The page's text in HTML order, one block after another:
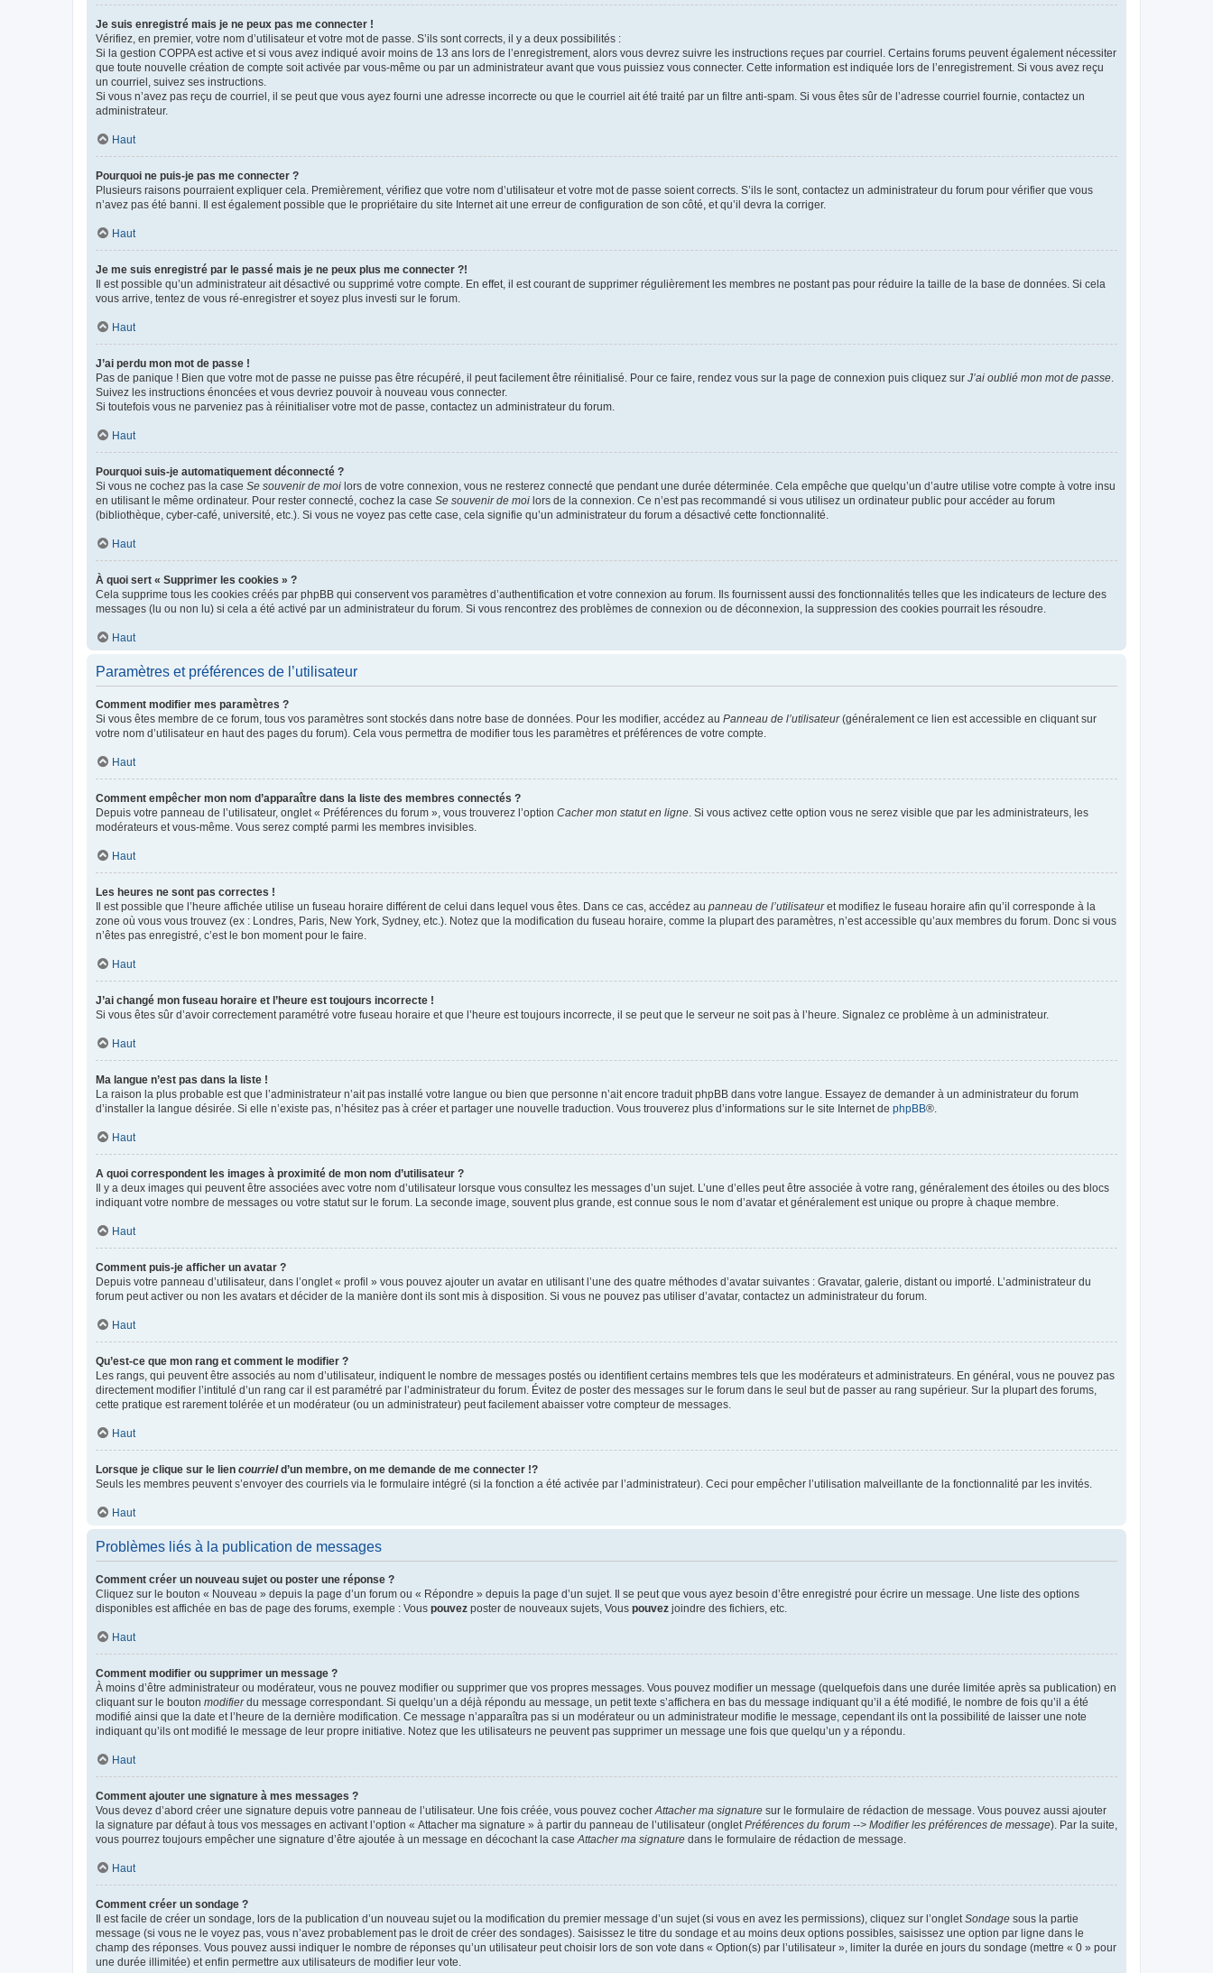
Je suis enregistré mais je ne peux pas me connecter !
Vérifiez, en premier, votre nom d’utilisateur et votre mot de passe. S’ils sont corrects, il y a deux possibilités :
Si la gestion COPPA est active et si vous avez indiqué avoir moins de 13 ans lors de l’enregistrement, alors vous devrez suivre les instructions reçues par courriel. Certains forums peuvent également nécessiter
que toute nouvelle création de compte soit activée par vous-même ou par un administrateur avant que vous puissiez vous connecter. Cette information est indiquée lors de l’enregistrement. Si vous avez reçu
un courriel, suivez ses instructions.
Si vous n’avez pas reçu de courriel, il se peut que vous ayez fourni une adresse incorrecte ou que le courriel ait été traité par un filtre anti-spam. Si vous êtes sûr de l’adresse courriel fournie, contactez un
administrateur.
Haut
Pourquoi ne puis-je pas me connecter ?
Plusieurs raisons pourraient expliquer cela. Premièrement, vérifiez que votre nom d’utilisateur et votre mot de passe soient corrects. S’ils le sont, contactez un administrateur du forum pour vérifier que vous
n’avez pas été banni. Il est également possible que le propriétaire du site Internet ait une erreur de configuration de son côté, et qu’il devra la corriger.
Haut
Je me suis enregistré par le passé mais je ne peux plus me connecter ?!
Il est possible qu’un administrateur ait désactivé ou supprimé votre compte. En effet, il est courant de supprimer régulièrement les membres ne postant pas pour réduire la taille de la base de données. Si cela
vous arrive, tentez de vous ré-enregistrer et soyez plus investi sur le forum.
Haut
J’ai perdu mon mot de passe !
Pas de panique ! Bien que votre mot de passe ne puisse pas être récupéré, il peut facilement être réinitialisé. Pour ce faire, rendez vous sur la page de connexion puis cliquez sur J’ai oublié mon mot de passe
Suivez les instructions énoncées et vous devriez pouvoir à nouveau vous connecter.
Si toutefois vous ne parveniez pas à réinitialiser votre mot de passe, contactez un administrateur du forum.
Haut
Pourquoi suis-je automatiquement déconnecté ?
Si vous ne cochez pas la case Se souvenir de moi lors de votre connexion, vous ne resterez connecté que pendant une durée déterminée. Cela empêche que quelqu’un d’autre utilise votre compte à votre insu
en utilisant le même ordinateur. Pour rester connecté, cochez la case Se souvenir de moi lors de la connexion. Ce n’est pas recommandé si vous utilisez un ordinateur public pour accéder au forum
(bibliothèque, cyber-café, université, etc.). Si vous ne voyez pas cette case, cela signifie qu’un administrateur du forum a désactivé cette fonctionnalité.
Haut
À quoi sert « Supprimer les cookies » ?
Cela supprime tous les cookies créés par phpBB qui conservent vos paramètres d’authentification et votre connexion au forum. Ils fournissent aussi des fonctionnalités telles que les indicateurs de lecture des
messages (lu ou non lu) si cela a été activé par un administrateur du forum. Si vous rencontrez des problèmes de connexion ou de déconnexion, la suppression des cookies pourrait les résoudre.
Haut
Paramètres et préférences de l’utilisateur
Comment modifier mes paramètres ?
Si vous êtes membre de ce forum, tous vos paramètres sont stockés dans notre base de données. Pour les modifier, accédez au Panneau de l’utilisateur(généralement ce lien est accessible en cliquant sur
votre nom d’utilisateur en haut des pages du forum). Cela vous permettra de modifier tous les paramètres et préférences de votre compte.
Haut
Comment empêcher mon nom d’apparaître dans la liste des membres connectés ?
Depuis votre panneau de l’utilisateur, onglet « Préférences du forum », vous trouverez l’option Cacher mon statut en ligne . Si vous activez cette option vous ne serez visible que par les administrateurs, les
modérateurs et vous-même. Vous serez compté parmi les membres invisibles.
Haut
Les heures ne sont pas correctes !
Il est possible que l’heure affichée utilise un fuseau horaire différent de celui dans lequel vous êtes. Dans ce cas, accédez au panneau de l’utilisateuret modifiez le fuseau horaire afin qu’il corresponde à la
zone où vous vous trouvez (ex : Londres, Paris, New York, Sydney, etc.). Notez que la modification du fuseau horaire, comme la plupart des paramètres, n’est accessible qu’aux membres du forum. Donc si vous
n’êtes pas enregistré, c’est le bon moment pour le faire.
Haut
J’ai changé mon fuseau horaire et l’heure est toujours incorrecte !
Si vous êtes sûr d’avoir correctement paramétré votre fuseau horaire et que l’heure est toujours incorrecte, il se peut que le serveur ne soit pas à l’heure. Signalez ce problème à un administrateur.
Haut
Ma langue n’est pas dans la liste !
La raison la plus probable est que l’administrateur n’ait pas installé votre langue ou bien que personne n’ait encore traduit phpBB dans votre langue. Essayez de demander à un administrateur du forum
d’installer la langue désirée. Si elle n’existe pas, n’hésitez pas à créer et partager une nouvelle traduction. Vous trouverez plus d’informations sur le site Internet de phpBB®.
Haut
A quoi correspondent les images à proximité de mon nom d’utilisateur ?
Il y a deux images qui peuvent être associées avec votre nom d’utilisateur lorsque vous consultez les messages d’un sujet. L’une d’elles peut être associée à votre rang, généralement des étoiles ou des blocs
indiquant votre nombre de messages ou votre statut sur le forum. La seconde image, souvent plus grande, est connue sous le nom d’avatar et généralement est unique ou propre à chaque membre.
Haut
Comment puis-je afficher un avatar ?
Depuis votre panneau d’utilisateur, dans l’onglet « profil » vous pouvez ajouter un avatar en utilisant l’une des quatre méthodes d’avatar suivantes : Gravatar, galerie, distant ou importé. L’administrateur du
forum peut activer ou non les avatars et décider de la manière dont ils sont mis à disposition. Si vous ne pouvez pas utiliser d’avatar, contactez un administrateur du forum.
Haut
Qu’est-ce que mon rang et comment le modifier ?
Les rangs, qui peuvent être associés au nom d’utilisateur, indiquent le nombre de messages postés ou identifient certains membres tels que les modérateurs et administrateurs. En général, vous ne pouvez pas
directement modifier l’intitulé d’un rang car il est paramétré par l’administrateur du forum. Évitez de poster des messages sur le forum dans le seul but de passer au rang supérieur. Sur la plupart des forums,
cette pratique est rarement tolérée et un modérateur (ou un administrateur) peut facilement abaisser votre compteur de messages.
Haut
Lorsque je clique sur le lien courrield’un membre, on me demande de me connecter !?
Seuls les membres peuvent s’envoyer des courriels via le formulaire intégré (si la fonction a été activée par l’administrateur). Ceci pour empêcher l’utilisation malveillante de la fonctionnalité par les invités.
Haut
Problèmes liés à la publication de messages
Comment créer un nouveau sujet ou poster une réponse ?
Cliquez sur le bouton « Nouveau » depuis la page d’un forum ou « Répondre » depuis la page d’un sujet. Il se peut que vous ayez besoin d’être enregistré pour écrire un message. Une liste des options
disponibles est affichée en bas de page des forums, exemple : Vous pouvez poster de nouveaux sujets, Vous pouvez joindre des fichiers, etc.
Haut
Comment modifier ou supprimer un message ?
À moins d’être administrateur ou modérateur, vous ne pouvez modifier ou supprimer que vos propres messages. Vous pouvez modifier un message (quelquefois dans une durée limitée après sa publication) en
cliquant sur le bouton modifierdu message correspondant. Si quelqu’un a déjà répondu au message, un petit texte s’affichera en bas du message indiquant qu’il a été modifié, le nombre de fois qu’il a été
modifié ainsi que la date et l’heure de la dernière modification. Ce message n’apparaîtra pas si un modérateur ou un administrateur modifie le message, cependant ils ont la possibilité de laisser une note
indiquant qu’ils ont modifié le message de leur propre initiative. Notez que les utilisateurs ne peuvent pas supprimer un message une fois que quelqu’un y a répondu.
Haut
Comment ajouter une signature à mes messages ?
Vous devez d’abord créer une signature depuis votre panneau de l’utilisateur. Une fois créée, vous pouvez cocher Attacher ma signature sur le formulaire de rédaction de message. Vous pouvez aussi ajouter
la signature par défaut à tous vos messages en activant l’option « Attacher ma signature » à partir du panneau de l’utilisateur (onglet Préférences du forum --> Modifier les préférences de message). Par la suite,
vous pourrez toujours empêcher une signature d’être ajoutée à un message en décochant la case Attacher ma signature dans le formulaire de rédaction de message.
Haut
Comment créer un sondage ?
Il est facile de créer un sondage, lors de la publication d’un nouveau sujet ou la modification du premier message d’un sujet (si vous en avez les permissions), cliquez sur l’onglet Sondage sous la partie
message (si vous ne le voyez pas, vous n’avez probablement pas le droit de créer des sondages). Saisissez le titre du sondage et au moins deux options possibles, saisissez une option par ligne dans le
champ des réponses. Vous pouvez aussi indiquer le nombre de réponses qu’un utilisateur peut choisir lors de son vote dans « Option(s) par l’utilisateur », limiter la durée en jours du sondage (mettre « 0 » pour
une durée illimitée) et enfin permettre aux utilisateurs de modifier leur vote.